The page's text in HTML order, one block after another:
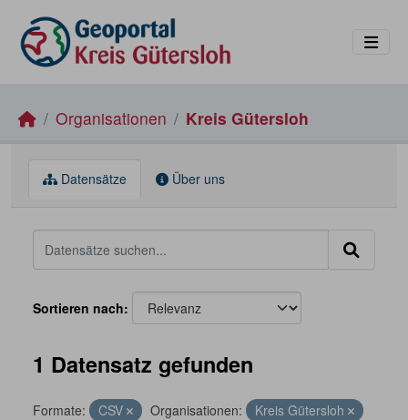
Organisationen Kreis Gütersloh
Datensätze Über uns
Sortieren nach
1 Datensatz gefunden
Formate: CSV Organisationen:
Kreis Gütersloh